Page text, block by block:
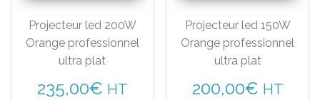
Projecteur led 200W
Orange professionnel
ultra plat
235,00€ HT
Projecteur led 150W
Orange professionnel
ultra plat
200,00€ HT